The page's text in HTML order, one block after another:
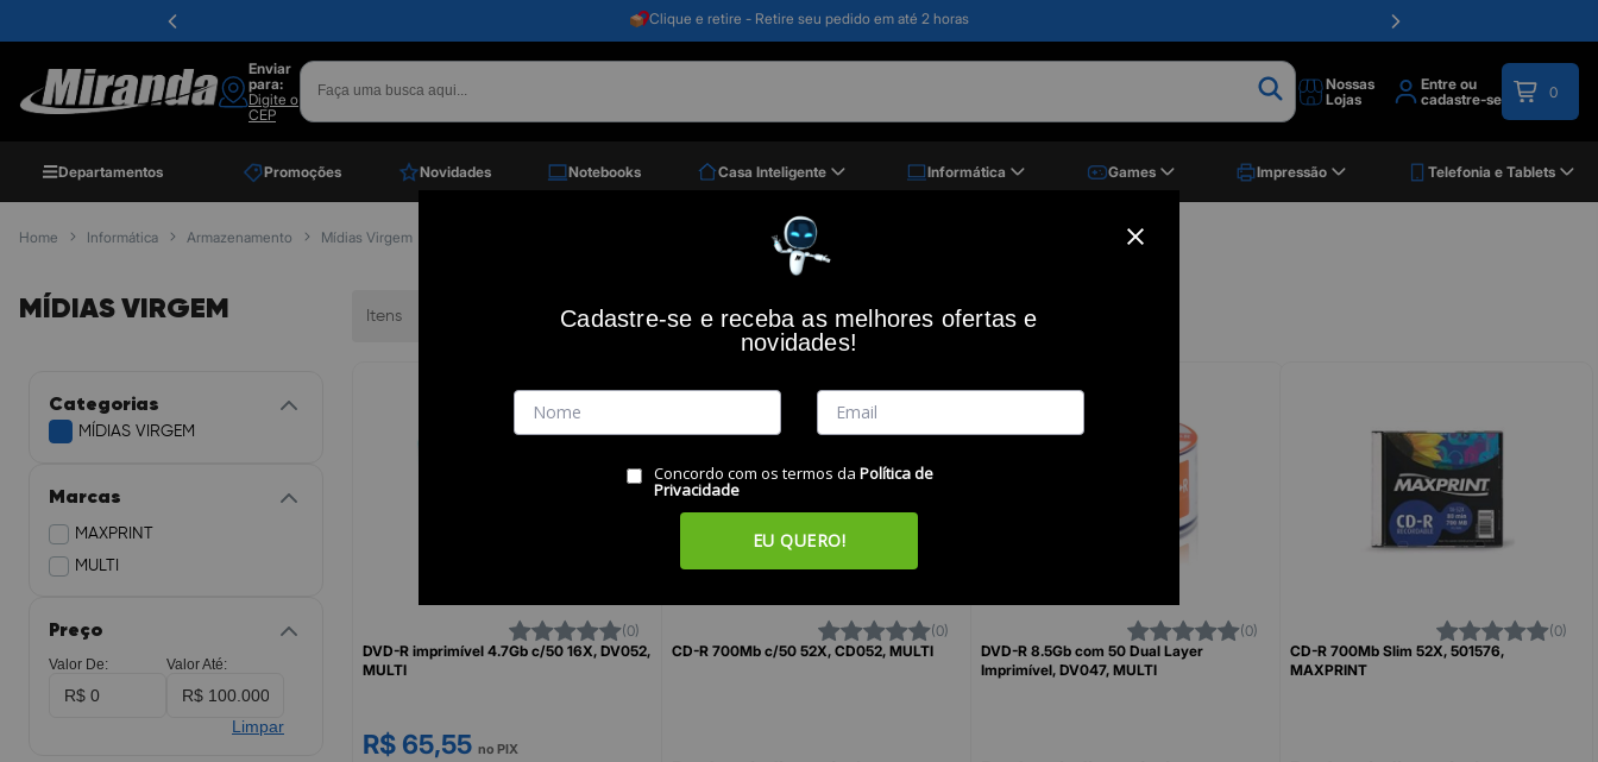
Clique e retire - Retire seu pedido em até 2 horas
Enviar
para:
Digite o
CEP
Nossas
Lojas
Entre ou
cadastre-se
0
Departamentos Promoções Novidades Notebooks Casa Inteligente Informática Games Impressão Telefonia e Tablets
Home Informática Armazenamento Mídias Virgem
MÍDIAS VIRGEM Itens Ordenar por
Categorias
MÍDIAS VIRGEM
Marcas
MAXPRINT
MULTI
Preço
Valor De: Valor Até:
Limpar
(0)
DVD-R imprimível 4.7Gb c/50 16X, DV052,
MULTI
R$ 65,55 no PIX
(0)
CD-R 700Mb c/50 52X, CD052, MULTI
(0)
DVD-R 8.5Gb com 50 Dual Layer
Imprimível, DV047, MULTI
(0)
CD-R 700Mb Slim 52X, 501576,
MAXPRINT
Cadastre-se e receba as melhores ofertas e
novidades!
Concordo com os termos da Política de
Privacidade
EU QUERO!